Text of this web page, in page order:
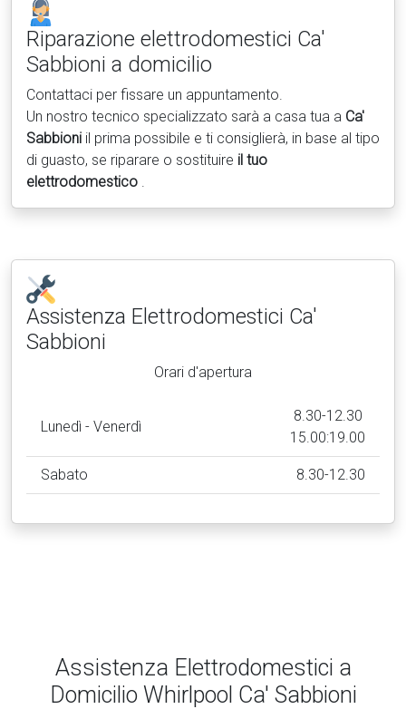
Riparazione elettrodomestici Ca'
Sabbioni a domicilio
Contattaci per fissare un appuntamento.
Un nostro tecnico specializzato sarà a casa tua a Ca'
Sabbioni il prima possibile e ti consiglierà, in base al tipo
di guasto, se riparare o sostituire il tuo
elettrodomestico .
Assistenza Elettrodomestici Ca'
Sabbioni
Orari d'apertura
Lunedì - Venerdì
8.30-12.30
15.00:19.00
Sabato 8.30-12.30
Assistenza Elettrodomestici a
Domicilio Whirlpool Ca' Sabbioni